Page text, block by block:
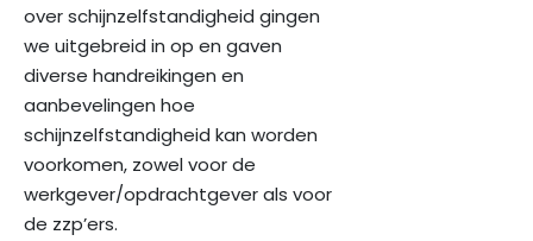
over schijnzelfstandigheid gingen
we uitgebreid in op en gaven
diverse handreikingen en
aanbevelingen hoe
schijnzelfstandigheid kan worden
voorkomen, zowel voor de
werkgever/opdrachtgever als voor
de zzp’ers.